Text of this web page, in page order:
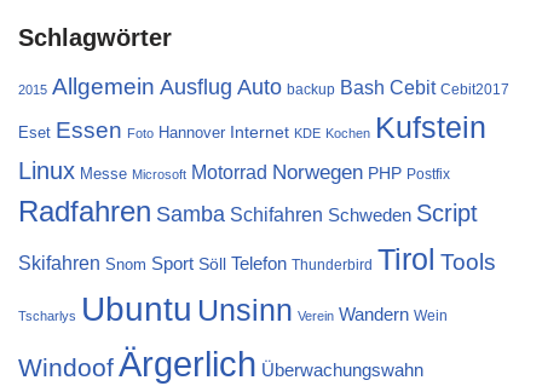
Schlagwörter
2015 Allgemein Ausflug Auto backup Bash Cebit Cebit2017
Eset Essen Foto Hannover Internet KDE Kochen Kufstein
Linux Messe Microsoft Motorrad Norwegen PHP Postfix
Radfahren Samba Schifahren Schweden Script
Skifahren Snom Sport Söll Telefon Thunderbird Tirol Tools
Tscharlys Ubuntu Unsinn Verein Wandern Wein
WindoofÄrgerlich Überwachungswahn